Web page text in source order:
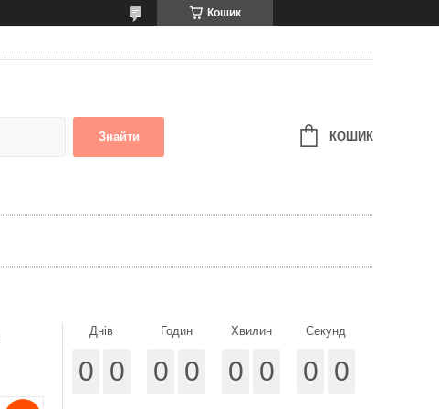
Кошик
Знайти КОШИК
Днів
0 0
Годин
0 0
Хвилин
0 0
Секунд
0 0